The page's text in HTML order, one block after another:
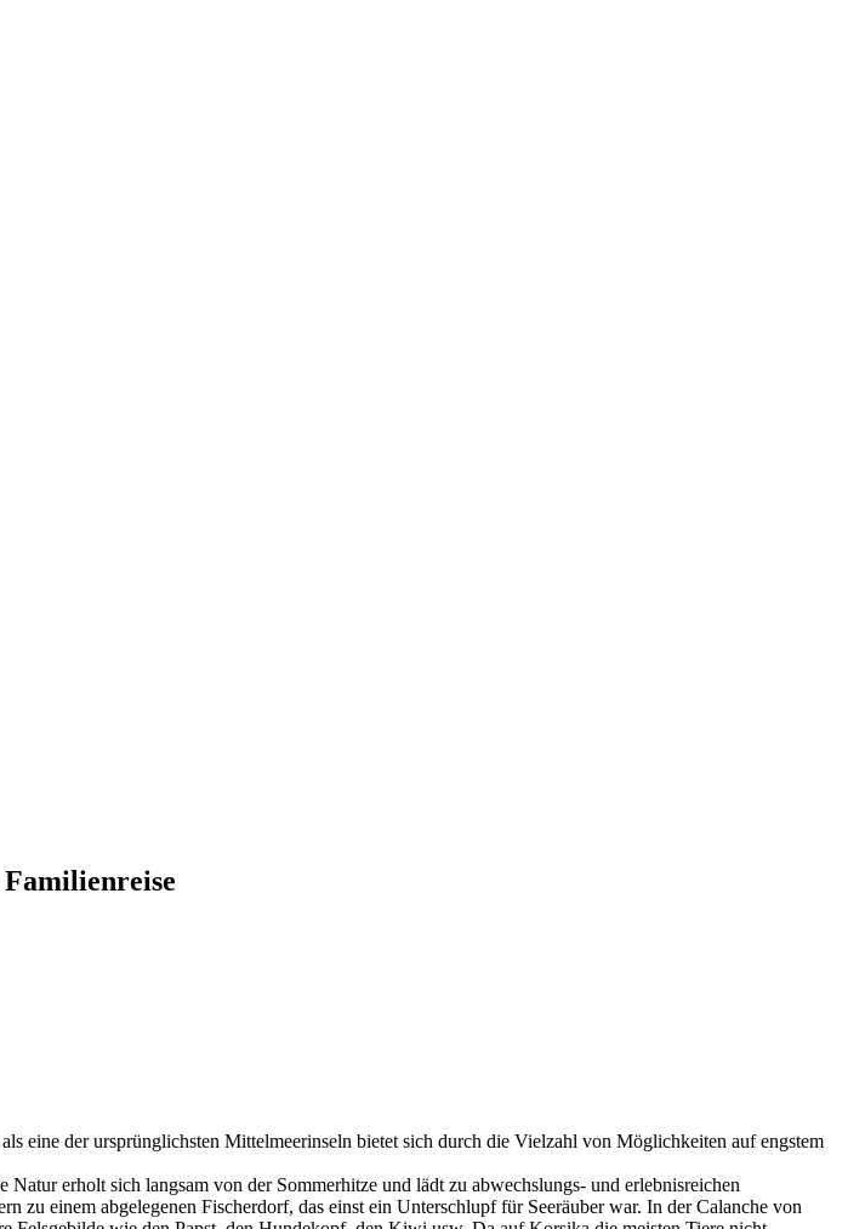
eine der ursprünglichsten Mittelmeerinseln bietet sich durch die Vielzahl von Möglichkeiten auf engstem
erholt sich langsam von der Sommerhitze und lädt zu abwechslungs- und erlebnisreichen
zu einem abgelegenen Fischerdorf, das einst ein Unterschlupf für Seeräuber war. In der Calanche von